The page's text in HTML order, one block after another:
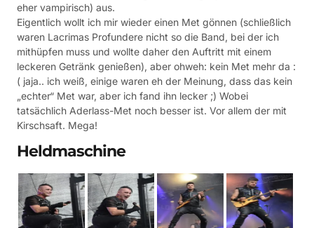
eher vampirisch) aus.
Eigentlich wollt ich mir wieder einen Met gönnen (schließlich
waren Lacrimas Profundere nicht so die Band, bei der ich
mithüpfen muss und wollte daher den Auftritt mit einem
leckeren Getränk genießen), aber ohweh: kein Met mehr da :
( jaja.. ich weiß, einige waren eh der Meinung, dass das kein
„echter“ Met war, aber ich fand ihn lecker ;) Wobei
tatsächlich Aderlass-Met noch besser ist. Vor allem der mit
Kirschsaft. Mega!
Heldmaschine